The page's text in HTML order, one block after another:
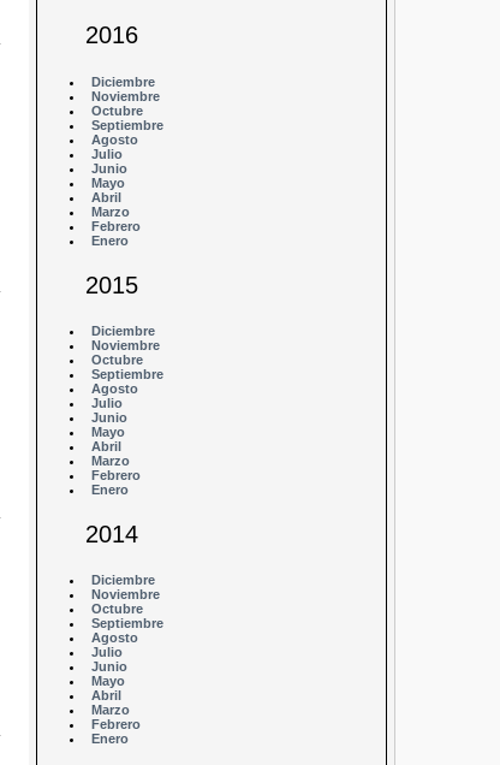
2016
Diciembre
Noviembre
Octubre
Septiembre
Agosto
Julio
Junio
Mayo
Abril
Marzo
Febrero
Enero
2015
Diciembre
Noviembre
Octubre
Septiembre
Agosto
Julio
Junio
Mayo
Abril
Marzo
Febrero
Enero
2014
Diciembre
Noviembre
Octubre
Septiembre
Agosto
Julio
Junio
Mayo
Abril
Marzo
Febrero
Enero